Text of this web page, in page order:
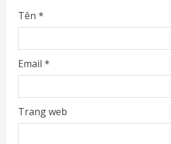
Tên *
Email *
Trang web